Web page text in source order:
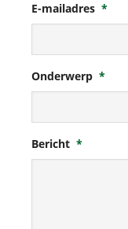
E-mailadres *
Onderwerp *
Bericht *